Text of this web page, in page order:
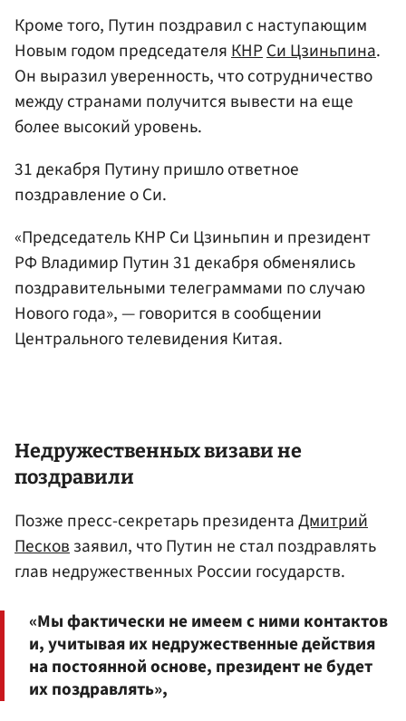
Кроме того, Путин поздравил с наступающим
Новым годом председателяКНРСи Цзиньпина.
Он выразил уверенность, что сотрудничество
между странами получится вывести на еще
более высокий уровень.
31 декабря Путину пришло ответное
поздравление о Си.
«Председатель КНР Си Цзиньпин и президент
РФ Владимир Путин 31 декабря обменялись
поздравительными телеграммами по случаю
Нового года», — говорится в сообщении
Центрального телевидения Китая.
Недружественных визави не
поздравили
Позже пресс-секретарь президентаДмитрий
Песковзаявил, что Путин не стал поздравлять
глав недружественных России государств.
«Мы фактически не имеем с ними контактов
и, учитывая их недружественные действия
на постоянной основе, президент не будет
их поздравлять»,